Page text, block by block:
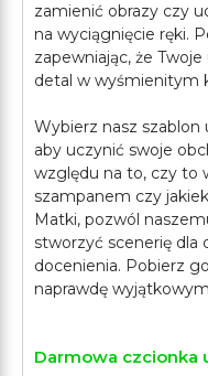
zamienić obrazy czy
na wyciągnięcie ręki.
zapewniając, że
detal w wyśmienitym
Wybierz nasz
aby uczynić swoje
względu na to, czy to
szampanem czy
Matki, pozwól
stworzyć scenerię dla
docenienia. Pobierz
Darmowa czcionka